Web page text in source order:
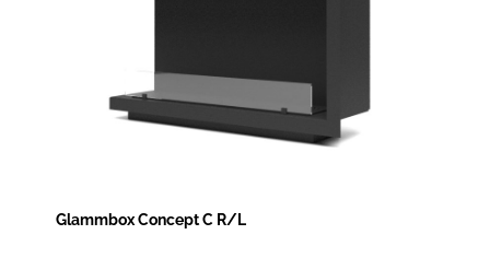
Glammbox Concept C R/L